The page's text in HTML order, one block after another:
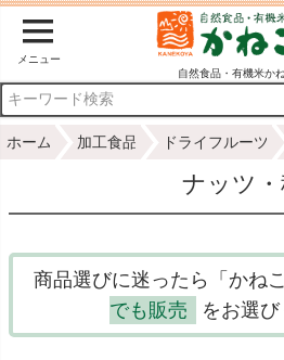
メニュー
自然食品・有機米か
ホーム 加工食品 ドライフルーツ
ナッツ
商品選びに迷ったら「かね
でも販売
をお選び